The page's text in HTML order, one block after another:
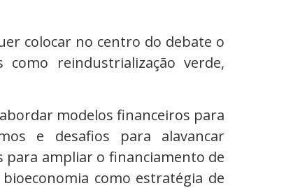
colocar no centro do debate o
reindustrialização verde,
modelos financeiros para
e desafios para alavancar
ampliar o financiamento de
como estratégia de